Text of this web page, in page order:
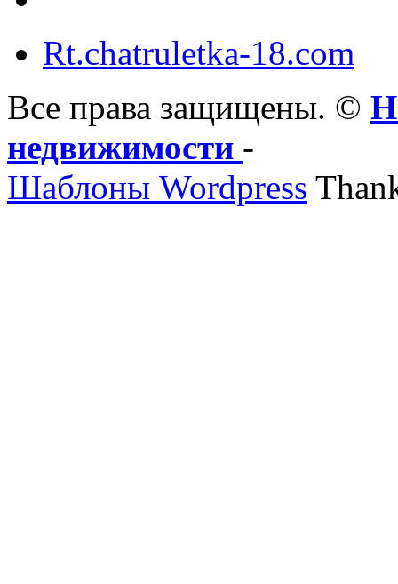
Rt.chatruletka-18.com
Все права защищены. ©
недвижимости -
Шаблоны Wordpress